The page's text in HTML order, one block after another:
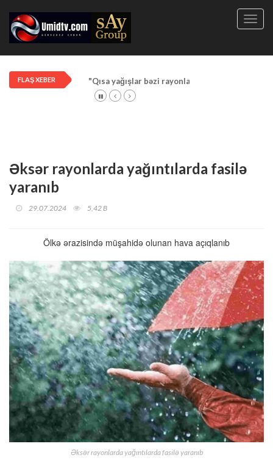
FLAŞ XEBER "Qısa yağışlar bəzi rayonlarda davam edir"
Əksər rayonlarda yağıntılarda fasilə
yaranıb
29.07.2024 5,42 B
Ölkə ərazisində müşahidə olunan hava açıqlanıb
Əksər rayonlarda yağıntılarda fasilə yaranıb